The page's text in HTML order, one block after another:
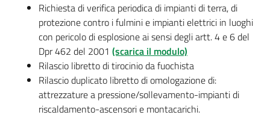
Richiesta di verifica periodica di impianti di terra, di
protezione contro i fulmini e impianti elettrici in luoghi
con pericolo di esplosione ai sensi degli artt. 4 e 6 del
Dpr 462 del 2001 (scarica il modulo)
Rilascio libretto di tirocinio da fuochista
Rilascio duplicato libretto di omologazione di:
attrezzature a pressione/sollevamento-impianti di
riscaldamento-ascensori e montacarichi.